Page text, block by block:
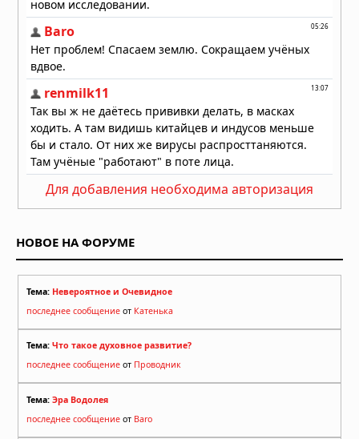
Для добавления необходима авторизация
НОВОЕ НА ФОРУМЕ
Тема: Невероятное и Очевидное
последнее сообщение от Катенька
Тема: Что такое духовное развитие?
последнее сообщение от Проводник
Тема: Эра Водолея
последнее сообщение от Baro